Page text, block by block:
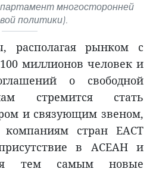
многосторонней
политики).
располагая рынком с
миллионов человек и
о свободной
стремится стать
и связующим звеном,
компаниям стран ЕАСТ
в АСЕАН и
тем самым новые